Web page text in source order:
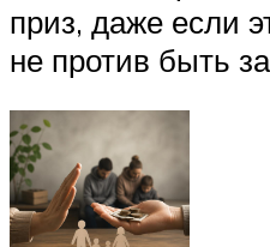
приз, даже если
не против быть